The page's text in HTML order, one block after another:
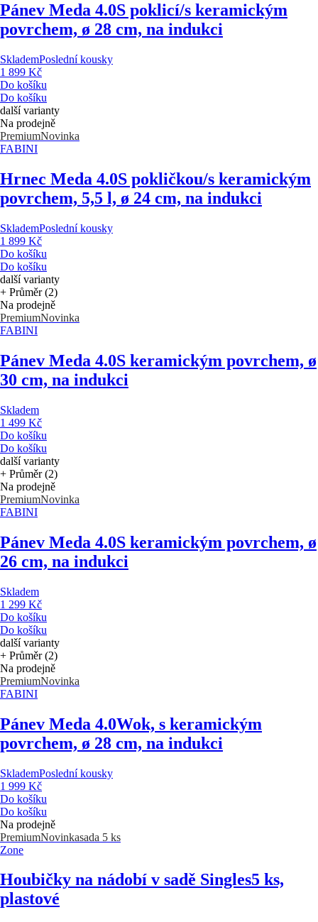
Pánev Meda 4.0S poklicí/s keramickým
povrchem, ø 28 cm, na indukci
SklademPoslední kousky
1 899 Kč
Do košíku
Do košíku
další varianty
Na prodejně
PremiumNovinka
FABINI
Hrnec Meda 4.0S pokličkou/s keramickým
povrchem, 5,5 l, ø 24 cm, na indukci
SklademPoslední kousky
1 899 Kč
Do košíku
Do košíku
další varianty
+ Průměr (2)
Na prodejně
PremiumNovinka
FABINI
Pánev Meda 4.0S keramickým povrchem, ø
30 cm, na indukci
Skladem
1 499 Kč
Do košíku
Do košíku
další varianty
+ Průměr (2)
Na prodejně
PremiumNovinka
FABINI
Pánev Meda 4.0S keramickým povrchem, ø
26 cm, na indukci
Skladem
1 299 Kč
Do košíku
Do košíku
další varianty
+ Průměr (2)
Na prodejně
PremiumNovinka
FABINI
Pánev Meda 4.0Wok, s keramickým
povrchem, ø 28 cm, na indukci
SklademPoslední kousky
1 999 Kč
Do košíku
Do košíku
Na prodejně
PremiumNovinkasada 5 ks
Zone
Houbičky na nádobí v sadě Singles5 ks,
plastové